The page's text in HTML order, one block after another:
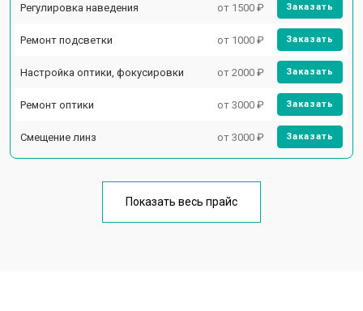
Регулировка наведения от 1500 ₽ Заказать
Ремонт подсветки от 1000 ₽ Заказать
Настройка оптики, фокусировки от 2000 ₽ Заказать
Ремонт оптики от 3000 ₽ Заказать
Смещение линз от 3000 ₽ Заказать
Показать весь прайс